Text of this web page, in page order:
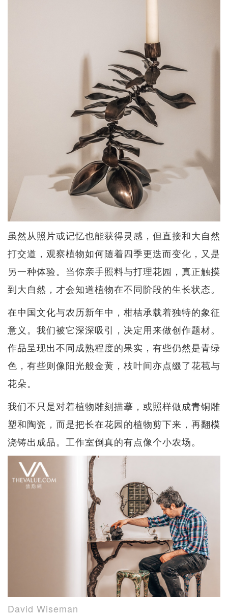
虽然从照片或记忆也能获得灵感，但直接和大自然
打交道，观察植物如何随着四季更迭而变化，又是
另一种体验。当你亲手照料与打理花园，真正触摸
到大自然，才会知道植物在不同阶段的生长状态。
在中国文化与农历新年中，柑桔承载着独特的象征
意义。我们被它深深吸引，决定用来做创作题材。
作品呈现出不同成熟程度的果实，有些仍然是青绿
色，有些则像阳光般金黄，枝叶间亦点缀了花苞与
花朵。
我们不只是对着植物雕刻描摹，或照样做成青铜雕
塑和陶瓷，而是把长在花园的植物剪下来，再翻模
浇铸出成品。工作室倒真的有点像个小农场。
David Wiseman